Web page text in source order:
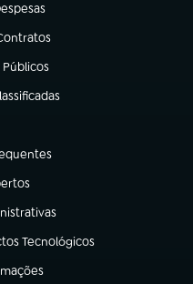
aba)
aba)
aba)
em nova aba)
aba)
aba)
aba)
Tecnológicos
aba)